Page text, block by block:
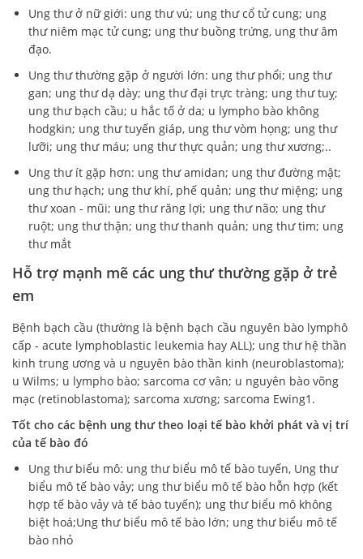
Ung thư ở nữ giới: ung thư vú; ung thư cổ tử cung; ung
thư niêm mạc tử cung; ung thư buồng trứng, ung thư âm
đạo.
Ung thư thường gặp ở người lớn: ung thư phổi; ung thư
gan; ung thư dạ dày; ung thư đại trực tràng; ung thư tuỵ;
ung thư bạch cầu; u hắc tố ở da; u lympho bào không
hodgkin; ung thư tuyến giáp, ung thư vòm họng; ung thư
lưỡi; ung thư máu; ung thư thực quản; ung thư xương;..
Ung thư ít gặp hơn: ung thư amidan; ung thư đường mật;
ung thư hạch; ung thư khí, phế quản; ung thư miệng; ung
thư xoan - mũi; ung thư răng lợi; ung thư não; ung thư
ruột; ung thư thận; ung thư thanh quản; ung thư tim; ung
thư mắt
Hỗ trợ mạnh mẽ các ung thư thường gặp ở trẻ
em
Bệnh bạch cầu (thường là bệnh bạch cầu nguyên bào lymphô
cấp - acute lymphoblastic leukemia hay ALL); ung thư hệ thần
kinh trung ương và u nguyên bào thần kinh (neuroblastoma);
u Wilms; u lympho bào; sarcoma cơ vân; u nguyên bào võng
mạc (retinoblastoma); sarcoma xương; sarcoma Ewing1.
Tốt cho các bệnh ung thư theo loại tế bào khởi phát và vị trí
của tế bào đó
Ung thư biểu mô: ung thư biểu mô tế bào tuyến, Ung thư
biểu mô tế bào vảy; ung thư biểu mô tế bào hỗn hợp (kết
hợp tế bào vảy và tế bào tuyến); ung thư biểu mô không
biệt hoá;Ung thư biểu mô tế bào lớn; ung thư biểu mô tế
bào nhỏ